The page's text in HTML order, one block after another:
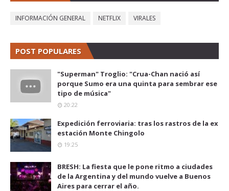
INFORMACIÓN GENERAL NETFLIX VIRALES
POST POPULARES
"Superman" Troglio: "Crua-Chan nació así
porque Sumo era una quinta para sembrar ese
tipo de música"
20:22
Expedición ferroviaria: tras los rastros de la ex
estación Monte Chingolo
19:25
BRESH: La fiesta que le pone ritmo a ciudades
de la Argentina y del mundo vuelve a Buenos
Aires para cerrar el año.